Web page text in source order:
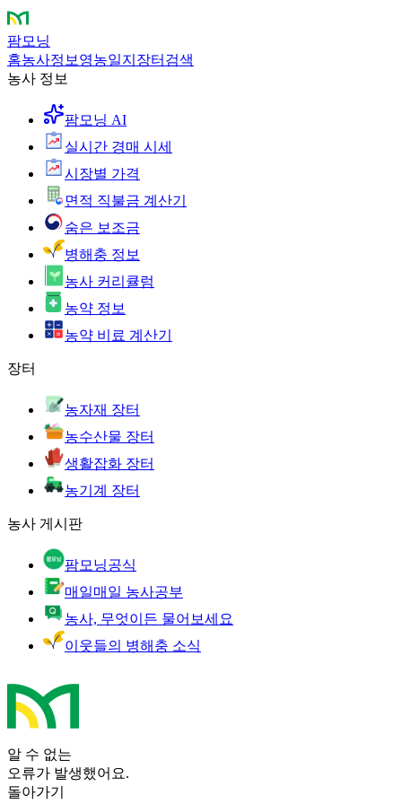
팜모닝
홈농사정보 영농일지 장터 검색
농사 정보
팜모닝 AI
실시간 경매 시세
시장별 가격
면적 직불금 계산기
숨은 보조금
병해충 정보
농사 커리큘럼
농약 정보
농약 비료 계산기
장터
농자재 장터
농수산물 장터
생활잡화 장터
농기계 장터
농사 게시판
팜모닝공식
매일매일 농사공부
농사, 무엇이든 물어보세요
이웃들의 병해충 소식
알 수 없는
오류가 발생했어요.
돌아가기